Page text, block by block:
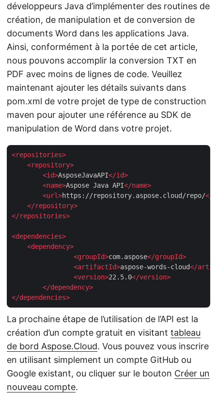
développeurs Java d’implémenter des routines de
création, de manipulation et de conversion de
documents Word dans les applications Java.
Ainsi, conformément à la portée de cet article,
nous pouvons accomplir la conversion TXT en
PDF avec moins de lignes de code. Veuillez
maintenant ajouter les détails suivants dans
pom.xml de votre projet de type de construction
maven pour ajouter une référence au SDK de
manipulation de Word dans votre projet.
<repositories>
<repository>
<id>AsposeJavaAPI</id>
<name>Aspose Java API</name>
<url>https://repository.aspose.cloud/repo/</
</repository>
</repositories>
<dependencies>
<dependency>
<groupId>com.aspose</groupId>
<artifactId>aspose-words-cloud</
<version>22.5.0</version>
</dependency>
</dependencies>
La prochaine étape de l’utilisation de l’API est la
création d’un compte gratuit en visitant tableau
de bord Aspose.Cloud. Vous pouvez vous inscrire
en utilisant simplement un compte GitHub ou
Google existant, ou cliquer sur le bouton Créer un
nouveau compte.